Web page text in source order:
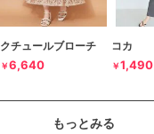
クチュールブローチ
￥6,640
コカ
￥1,490
もっとみる